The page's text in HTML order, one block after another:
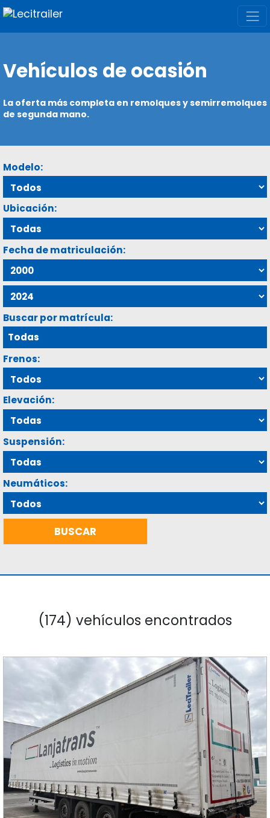
Vehículos de ocasión
La oferta más completa en remolques y semirremolques
de segunda mano.
Modelo:
Ubicación:
Fecha de matriculación:
Buscar por matrícula:
Frenos:
Elevación:
Suspensión:
Neumáticos:
(174) vehículos encontrados